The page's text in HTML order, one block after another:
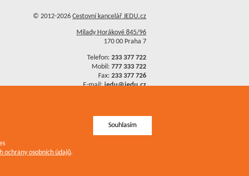
© 2012-2026 Cestovní kancelář JEDU.cz
Milady Horákové 845/96
170 00 Praha 7
Telefon: 233 377 722
Mobil: 777 333 722
Fax: 233 377 726
E-mail:jedu@jedu.cz
Souhlasím
ochrany osobních údajů.